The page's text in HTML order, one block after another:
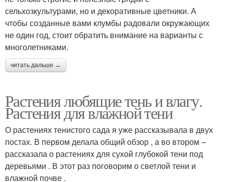
сельхозкультурами, но и декоративные цветники. А
чтобы созданные вами клумбы радовали окружающих
не один год, стоит обратить внимание на варианты с
многолетниками.
читать дальше →
Растения любящие тень и влагу.
Растения для влажной тени
О растениях тенистого сада я уже рассказывала в двух
постах. В первом делала общий обзор , а во втором –
рассказала о растениях для сухой глубокой тени под
деревьями . В этот раз поговорим о светлой тени и
влажной почве .